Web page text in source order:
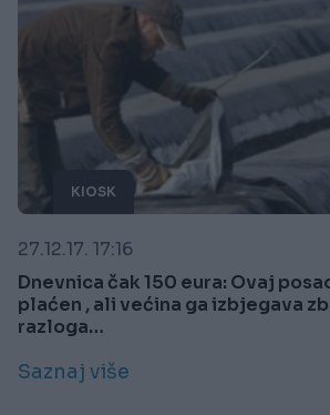
KIOSK
27.12.17. 17:16
Dnevnica čak 150 eura: Ovaj
plaćen , ali većina ga izbjegava
razloga…
Saznaj više